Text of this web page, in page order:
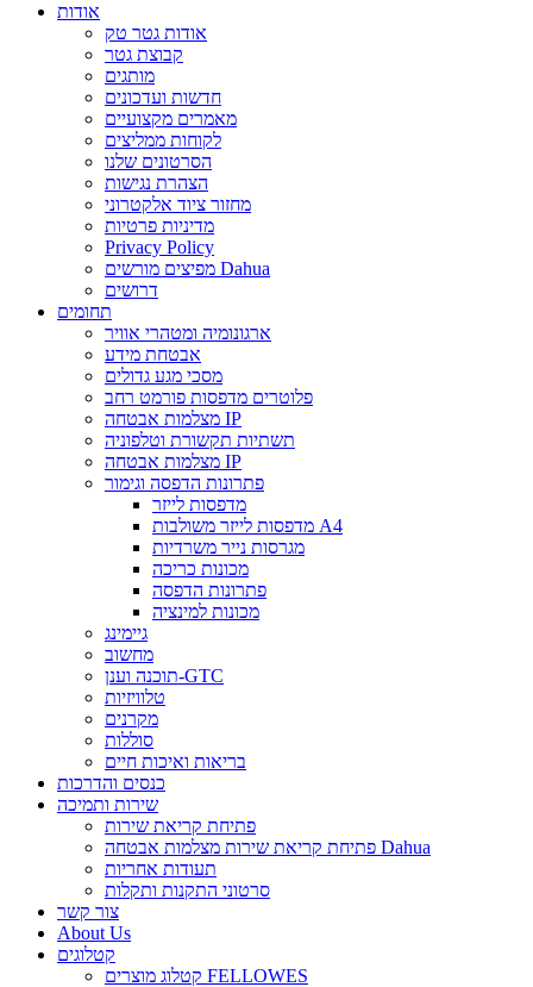
אודות
אודות גטר טק
קבוצת גטר
מותגים
חדשות ועדכונים
מאמרים מקצועיים
לקוחות ממליצים
הסרטונים שלנו
הצהרת נגישות
מחזור ציוד אלקטרוני
מדיניות פרטיות
Privacy Policy
מפיצים מורשים Dahua
דרושים
תחומים
ארגונומיה ומטהרי אוויר
אבטחת מידע
מסכי מגע גדולים
פלוטרים מדפסות פורמט רחב
מצלמות אבטחה IP
תשתיות תקשורת וטלפוניה
מצלמות אבטחה IP
פתרונות הדפסה וגימור
מדפסות לייזר
מדפסות לייזר משולבות A4
מגרסות נייר משרדיות
מכונות כריכה
פתרונות הדפסה
מכונות למינציה
גיימינג
מחשוב
תוכנה וענן-GTC
טלוויזיות
מקרנים
סוללות
בריאות ואיכות חיים
כנסים והדרכות
שירות ותמיכה
פתיחת קריאת שירות
פתיחת קריאת שירות מצלמות אבטחה Dahua
תעודות אחריות
סרטוני התקנות ותקלות
צור קשר
About Us
קטלוגים
קטלוג מוצרים FELLOWES